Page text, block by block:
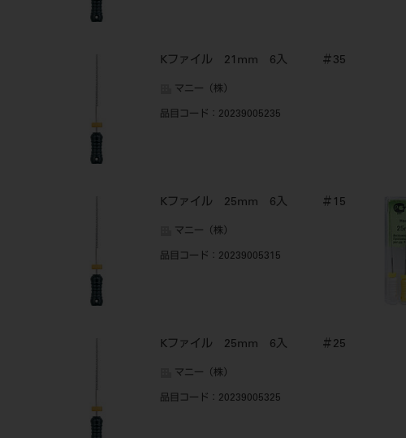
Kファイル 21mm 6入 ＃35
マニー（株）
品目コード ：20239005235
Kファイル 25mm 6入 ＃15
マニー（株）
品目コード ：20239005315
Kファイル 25mm 6入 ＃25
マニー（株）
品目コード ：20239005325